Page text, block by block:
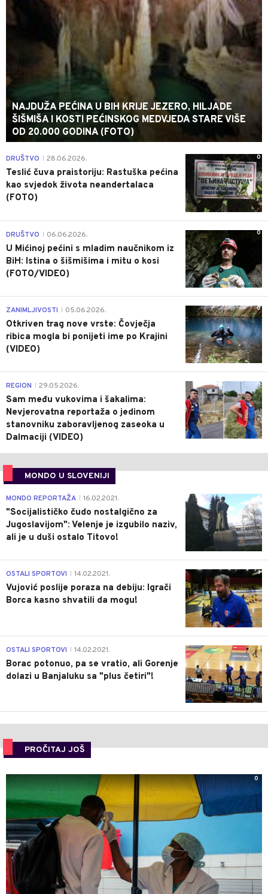
NAJDUŽA PEĆINA U BIH KRIJE JEZERO, HILJADE
ŠIŠMIŠA I KOSTI PEĆINSKOG MEDVJEDA STARE VIŠE
OD 20.000 GODINA (FOTO)
0
DRUŠTVO 28.06.2026.
Teslić čuva praistoriju: Rastuška pećina
kao svjedok života neandertalaca
(FOTO)
0
DRUŠTVO 06.06.2026.
U Mićinoj pećini s mladim naučnikom iz
BiH: Istina o šišmišima i mitu o kosi
(FOTO/VIDEO)
0
ZANIMLJIVOSTI 05.06.2026.
Otkriven trag nove vrste: Čovječja
ribica mogla bi ponijeti ime po Krajini
(VIDEO)
0
REGION 29.05.2026.
Sam među vukovima i šakalima:
Nevjerovatna reportaža o jedinom
stanovniku zaboravljenog zaseoka u
Dalmaciji (VIDEO)
MONDO U SLOVENIJI
4
MONDO REPORTAŽA 16.02.2021.
"Socijalističko čudo nostalgično za
Jugoslavijom": Velenje je izgubilo naziv,
ali je u duši ostalo Titovo!
1
OSTALI SPORTOVI 14.02.2021.
Vujović poslije poraza na debiju: Igrači
Borca kasno shvatili da mogu!
3
OSTALI SPORTOVI 14.02.2021.
Borac potonuo, pa se vratio, ali Gorenje
dolazi u Banjaluku sa "plus četiri"!
PROČITAJ JOŠ
0